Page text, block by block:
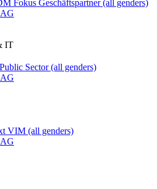
Fokus Geschäftspartner (all genders)
AG
IT
Sector (all genders)
AG
VIM (all genders)
AG